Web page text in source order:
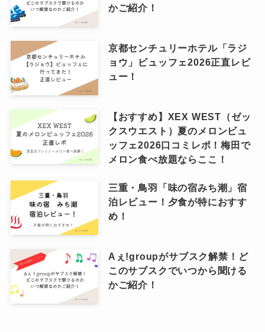
かご紹介！
京都センチュリーホテル「ラジ
ョウ」ビュッフェ2026正直レビ
ュー！
【おすすめ】XEX WEST（ゼッ
クスウエスト）夏のメロンビュ
ッフェ2026口コミレポ！梅田で
メロン食べ放題ならここ！
三重・鳥羽「味の宿みち潮」宿
泊レビュー！夕食が特におすす
め！
Aぇ!groupがサブスク解禁！ど
このサブスクでいつから聞ける
かご紹介！